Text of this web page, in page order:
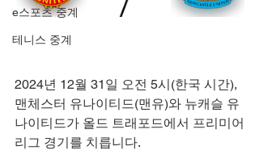
e스포츠 중계
테니스 중계
2024년 12월 31일 오전 5시(한국 시간),
맨체스터 유나이티드(맨유)와 뉴캐슬 유
나이티드가 올드 트래포드에서 프리미어
리그 경기를 치릅니다.